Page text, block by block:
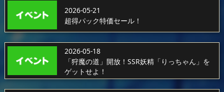
2026-05-21
超得パック特価セール！
2026-05-18
「狩魔の道」開放！SSR妖精「りっちゃん」を
ゲットせよ！